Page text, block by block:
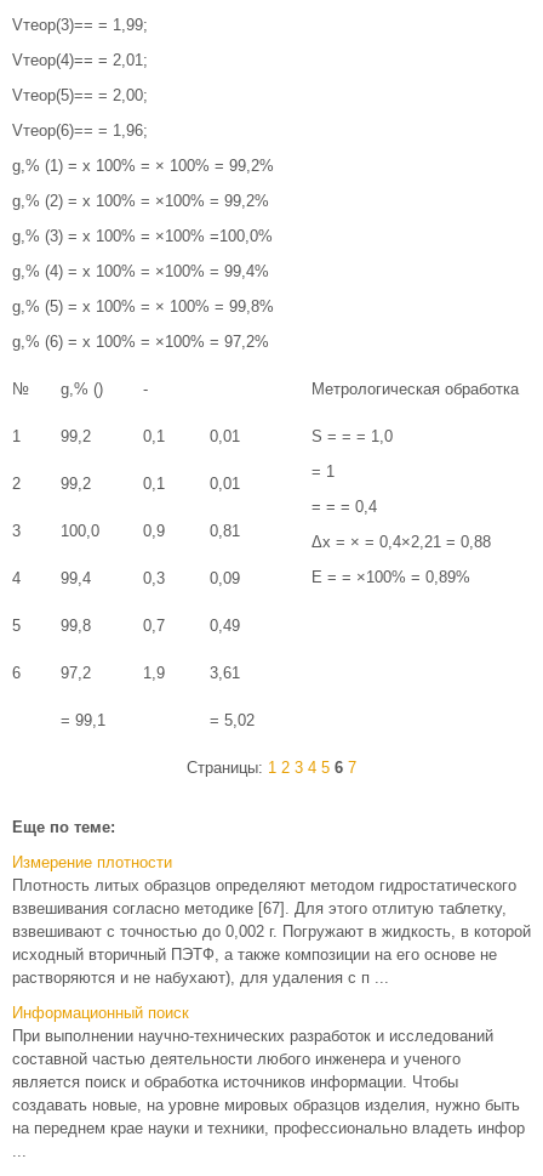
Vтеор(3)== = 1,99;
Vтеор(4)== = 2,01;
Vтеор(5)== = 2,00;
Vтеор(6)== = 1,96;
g,% (1) = х 100% = × 100% = 99,2%
g,% (2) = х 100% = ×100% = 99,2%
g,% (3) = х 100% = ×100% =100,0%
g,% (4) = х 100% = ×100% = 99,4%
g,% (5) = х 100% = × 100% = 99,8%
g,% (6) = х 100% = ×100% = 97,2%
№ g,% () - Метрологическая обработка
1 99,2 0,1 0,01
S = = = 1,0
= 1
= = = 0,4
Δx = × = 0,4×2,21 = 0,88
E = = ×100% = 0,89%
2 99,2 0,1 0,01
3 100,0 0,9 0,81
4 99,4 0,3 0,09
5 99,8 0,7 0,49
6 97,2 1,9 3,61
= 99,1 = 5,02
Страницы: 1 2 3 4 5 6 7
Еще по теме:
Измерение плотности
Плотность литых образцов определяют методом гидростатического
взвешивания согласно методике [67]. Для этого отлитую таблетку,
взвешивают с точностью до 0,002 г. Погружают в жидкость, в которой
исходный вторичный ПЭТФ, а также композиции на его основе не
растворяются и не набухают), для удаления с п ...
Информационный поиск
При выполнении научно-технических разработок и исследований
составной частью деятельности любого инженера и ученого
является поиск и обработка источников информации. Чтобы
создавать новые, на уровне мировых образцов изделия, нужно быть
на переднем крае науки и техники, профессионально владеть инфор
...